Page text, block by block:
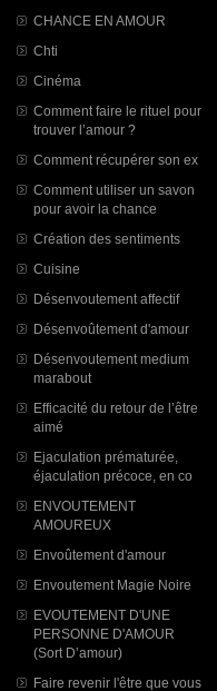
CHANCE EN AMOUR
Chti
Cinéma
Comment faire le rituel pour
trouver l’amour ?
Comment récupérer son ex
Comment utiliser un savon
pour avoir la chance
Création des sentiments
Cuisine
Désenvoutement affectif
Désenvoûtement d'amour
Désenvoutement medium
marabout
Efficacité du retour de l’être
aimé
Ejaculation prématurée,
éjaculation précoce, en co
ENVOUTEMENT
AMOUREUX
Envoûtement d'amour
Envoutement Magie Noire
EVOUTEMENT D'UNE
PERSONNE D'AMOUR
(Sort D’amour)
Faire revenir l'être que vous